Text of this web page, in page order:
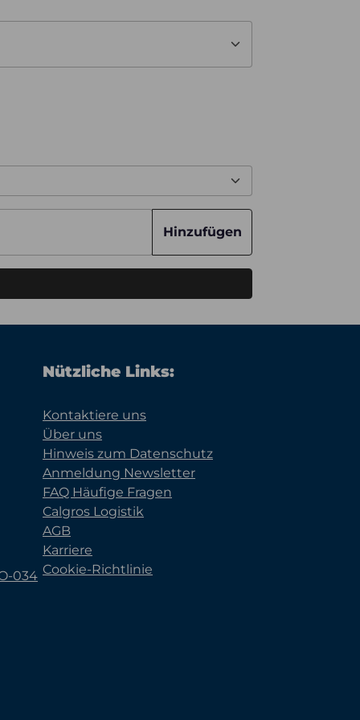
Hinzufügen
034
Nützliche Links:
Kontaktiere uns
Über uns
Hinweis zum Datenschutz
Anmeldung Newsletter
FAQ Häufige Fragen
Calgros Logistik
AGB
Karriere
Cookie-Richtlinie